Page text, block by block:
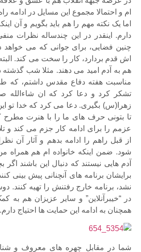
ام و احتمالا مجموع این مسایل در ادامه
اما یک نکته مهم را هم باید بگویم و آن
دارم. اینقدر در این چندساله نظرات
چنین فضایی، برای جوانی که می
اش قدم بردارد، کار را سخت می کند.
هم به آدم امید می دهند. مثلا شب گذشته
مناسبت هفته دفاع مقدس داشتم، که
تشکر کرد و دعا کرد که ان شاءالله
زهرا(س) بگیری. دعا می کرد که خدا تو
تا بتونی حرف های ما را با هنرت مطرح
عزمم را برای ادامه کار جزم می کند و
از قبل راهم را ادامه بدهم و آثار آن
شود. ضمن اینکه خانواده ام هم همراه
آدم هایی نیستند که دنبال این باشند
برایشان برنامه های آنچنانی پیش بینی
نشد، برنامه خارج رفتنش را تهیه کنند.
در “خیبرآنلاین” و سایر عزیزان هم به
همچنان به ادامه این حمایت ها احتیاج دارم.
شما در مقابل چهره های معروف و